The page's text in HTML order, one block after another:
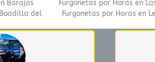
Barajas
del
Furgonetas por Horas en
Furgonetas por Horas en